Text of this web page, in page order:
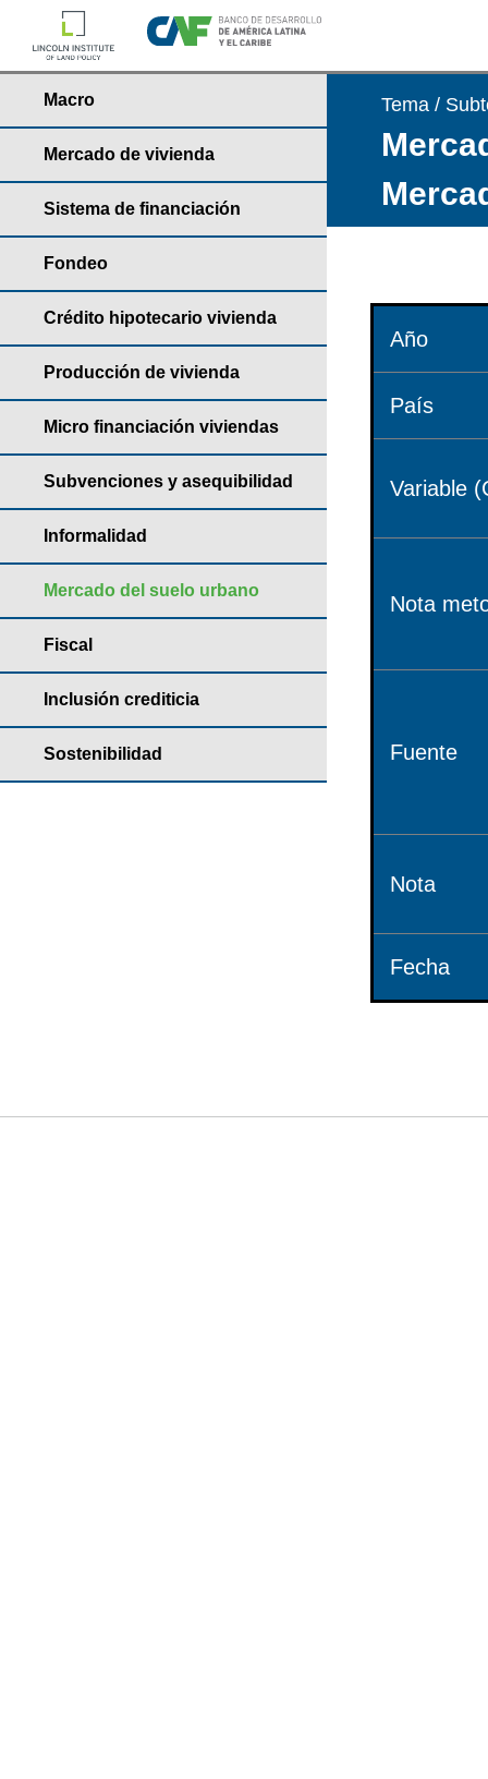
Macro
Mercado de vivienda
Sistema de financiación
Fondeo
Crédito hipotecario vivienda
Producción de vivienda
Micro financiación viviendas
Subvenciones y asequibilidad
Informalidad
Mercado del suelo urbano
Fiscal
Inclusión crediticia
Sostenibilidad
Tema /
Año
País
Variable
Nota
Fuente
Nota
Fecha